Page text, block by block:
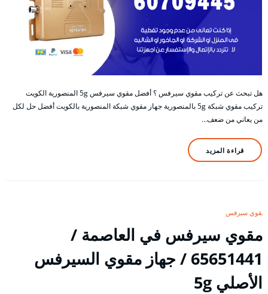
هل تبحث عن تركيب مقوي سيرفس ؟ أفضل مقوي سيرفس 5g المنصورية الكويت
تركيب مقوي شبكة 5g بالمنصورية جهاز مقوي شبكة المنصورية بالكويت أفضل حل لكل
من يعاني من ضعف…
قراءة المزيد
مقوي سيرفس
مقوي سيرفس في العاصمة /
65651441 / جهاز مقوي السيرفس
الأصلي 5g